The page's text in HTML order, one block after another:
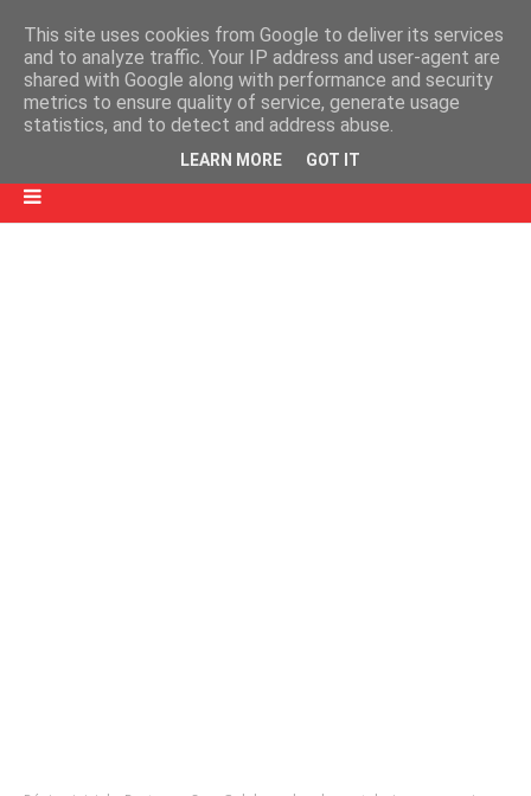
This site uses cookies from Google to deliver its services
and to analyze traffic. Your IP address and user-agent are
shared with Google along with performance and security
metrics to ensure quality of service, generate usage
statistics, and to detect and address abuse.
LEARN MORE GOT IT